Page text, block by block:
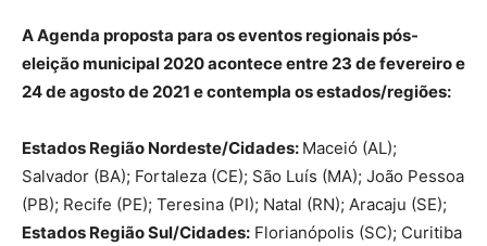
A Agenda proposta para os eventos regionais pós-
eleição municipal 2020 acontece entre 23 de fevereiro e
24 de agosto de 2021 e contempla os estados/regiões:
Estados Região Nordeste/Cidades: Maceió (AL);
Salvador (BA); Fortaleza (CE); São Luís (MA); João Pessoa
(PB); Recife (PE); Teresina (PI); Natal (RN); Aracaju (SE);
Estados Região Sul/Cidades: Florianópolis (SC); Curitiba